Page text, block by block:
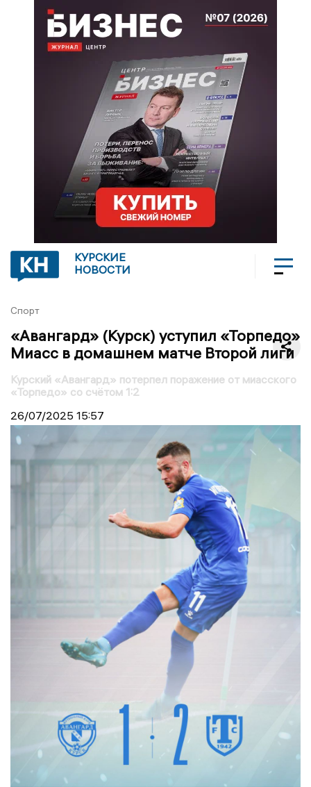
КУРСКИЕ
НОВОСТИ
Спорт
«Авангард» (Курск) уступил «Торпедо»
Миасс в домашнем матче Второй лиги
Курский «Авангард» потерпел поражение от миасского
«Торпедо» со счётом 1:2
26/07/2025 15:57